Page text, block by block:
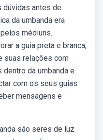
dúvidas antes de
da umbanda era
médiuns.
a guia preta e branca,
suas relações com
da umbanda e.
com os seus guias
mensagens e
são seres de luz